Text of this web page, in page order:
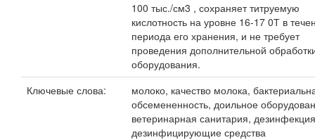
100 тыс./см3 , сохраняет титруемую
кислотность на уровне 16-17 0Т в
периода его хранения, и не требует
проведения дополнительной
оборудования.
Ключевые слова:
молоко, качество молока,
обсемененность, доильное
ветеринарная санитария,
дезинфицирующие средства